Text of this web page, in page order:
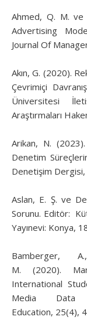
Ahmed, Q. M. ve
Advertising
Journal Of
Akın, G. (2020).
Çevrimiçi
Üniversitesi
Araştırmaları
Arikan, N. (2023).
Denetim
Denetişim
Aslan, E. Ş. ve
Sorunu. Editör:
Yayınevi: Konya,
Bamberger,
M. (2020).
International
Media
Education, 25(4),